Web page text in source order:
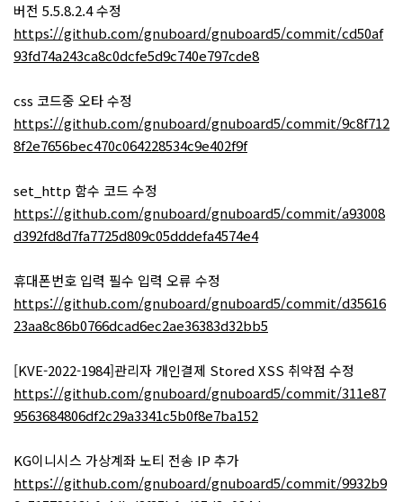
버전 5.5.8.2.4 수정
https://github.com/gnuboard/gnuboard5/commit/cd50af
93fd74a243ca8c0dcfe5d9c740e797cde8
css 코드중 오타 수정
https://github.com/gnuboard/gnuboard5/commit/9c8f712
8f2e7656bec470c064228534c9e402f9f
set_http 함수 코드 수정
https://github.com/gnuboard/gnuboard5/commit/a93008
d392fd8d7fa7725d809c05dddefa4574e4
휴대폰번호 입력 필수 입력 오류 수정
https://github.com/gnuboard/gnuboard5/commit/d35616
23aa8c86b0766dcad6ec2ae36383d32bb5
[KVE-2022-1984]관리자 개인결제 Stored XSS 취약점 수정
https://github.com/gnuboard/gnuboard5/commit/311e87
9563684806df2c29a3341c5b0f8e7ba152
KG이니시스 가상계좌 노티 전송 IP 추가
https://github.com/gnuboard/gnuboard5/commit/9932b9